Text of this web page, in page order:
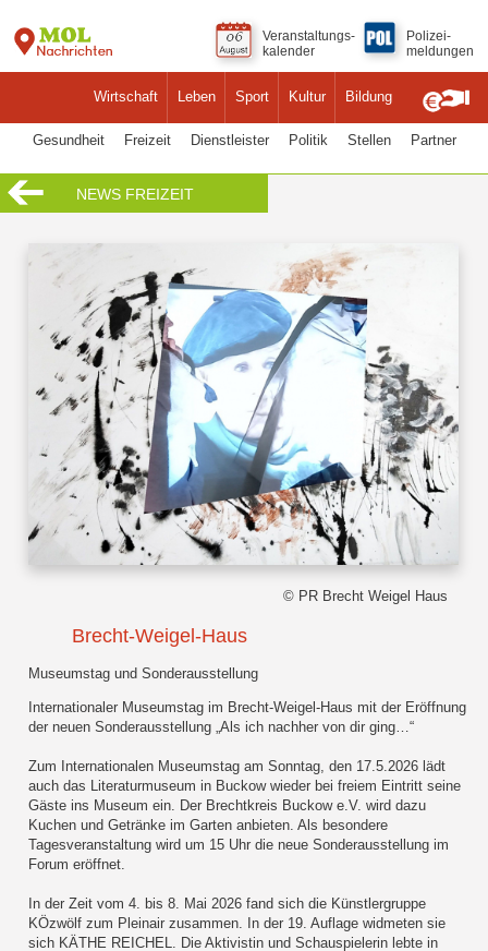
Wirtschaft Leben Sport Kultur Bildung
Veranstaltungs-
kalender
Polizei-
meldungen
Gesundheit Freizeit Dienstleister Politik Stellen Partner
NEWS FREIZEIT
© PR Brecht Weigel Haus
Brecht-Weigel-Haus
Museumstag und Sonderausstellung
Internationaler Museumstag im Brecht-Weigel-Haus mit der Eröffnung
der neuen Sonderausstellung „Als ich nachher von dir ging…“
Zum Internationalen Museumstag am Sonntag, den 17.5.2026 lädt
auch das Literaturmuseum in Buckow wieder bei freiem Eintritt seine
Gäste ins Museum ein. Der Brechtkreis Buckow e.V. wird dazu
Kuchen und Getränke im Garten anbieten. Als besondere
Tagesveranstaltung wird um 15 Uhr die neue Sonderausstellung im
Forum eröffnet.
In der Zeit vom 4. bis 8. Mai 2026 fand sich die Künstlergruppe
KÖzwölf zum Pleinair zusammen. In der 19. Auflage widmeten sie
sich KÄTHE REICHEL. Die Aktivistin und Schauspielerin lebte in